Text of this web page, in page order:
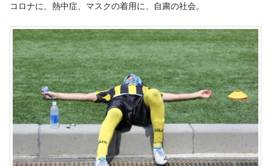
コロナに、熱中症、マスクの着用に、自粛の社会。